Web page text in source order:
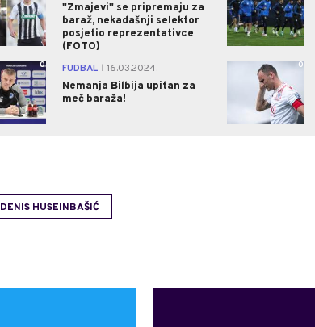
"Zmajevi" se pripremaju za
baraž, nekadašnji selektor
posjetio reprezentativce
(FOTO)
0 FUDBAL
16.03.2024.
Nemanja Bilbija upitan za
meč baraža!
0
DENIS HUSEINBAŠIĆ